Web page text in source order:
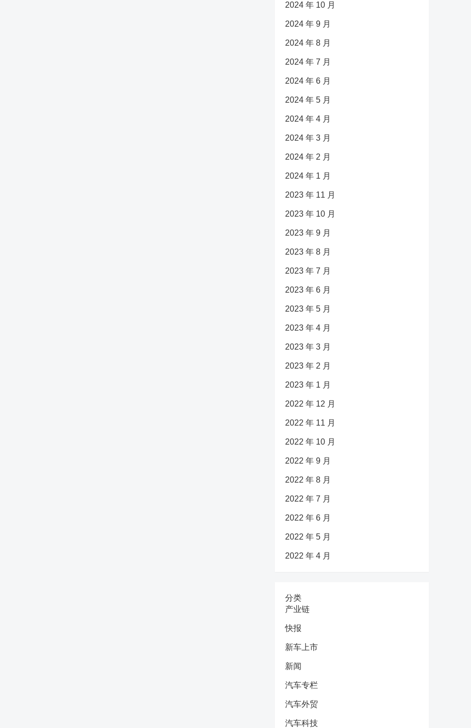
2024 年 10 月
2024 年 9 月
2024 年 8 月
2024 年 7 月
2024 年 6 月
2024 年 5 月
2024 年 4 月
2024 年 3 月
2024 年 2 月
2024 年 1 月
2023 年 11 月
2023 年 10 月
2023 年 9 月
2023 年 8 月
2023 年 7 月
2023 年 6 月
2023 年 5 月
2023 年 4 月
2023 年 3 月
2023 年 2 月
2023 年 1 月
2022 年 12 月
2022 年 11 月
2022 年 10 月
2022 年 9 月
2022 年 8 月
2022 年 7 月
2022 年 6 月
2022 年 5 月
2022 年 4 月
分类
产业链
快报
新车上市
新闻
汽车专栏
汽车外贸
汽车科技